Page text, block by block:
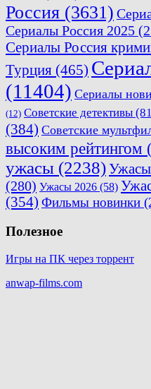
Россия (3631)
Сериалы Россия 2025
Сериалы Россия
Турция (465)
(11404) Сериалы
(12) Советские детективы
(384) Советские
высоким рейтингом
ужасы (2238)
(280) Ужасы 2026 (58)
(354) Фильмы новинки
Полезное
Игры на ПК через торрент
anwap-films.com